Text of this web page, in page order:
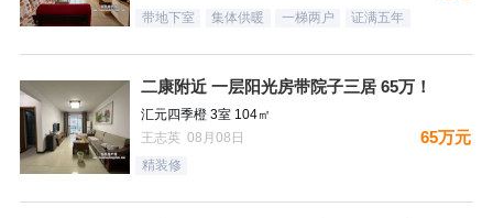
带地下室 集体供暖 一梯两户 证满五年
二康附近 一层阳光房带院子三居 65万！
汇元四季橙 3室 104㎡
王志英 08月08日
65万元
精装修